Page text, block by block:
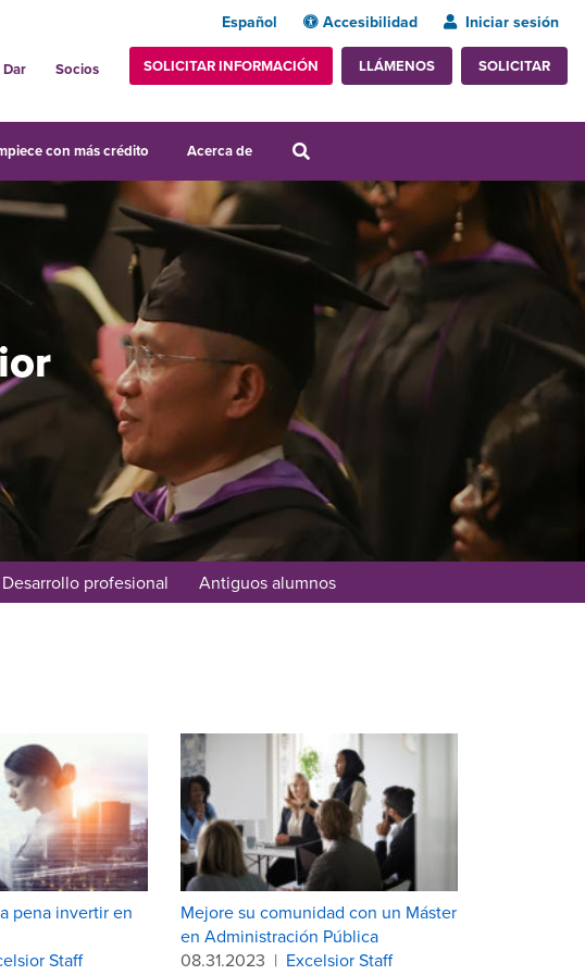
Español Accesibilidad Iniciar sesión
Dar Socios SOLICITAR INFORMACIÓN LLÁMENOS SOLICITAR
con más crédito Acerca de
Desarrollo profesional Antiguos alumnos
pena invertir en
Staff
Mejore su comunidad con un Máster
en Administración Pública
08.31.2023 | Excelsior Staff